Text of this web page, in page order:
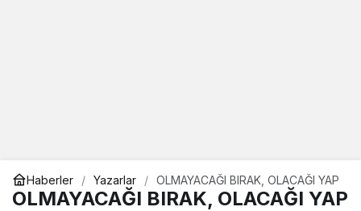
Haberler Yazarlar OLMAYACAĞI BIRAK, OLACAĞI YAP
OLMAYACAĞI BIRAK, OLACAĞI YAP